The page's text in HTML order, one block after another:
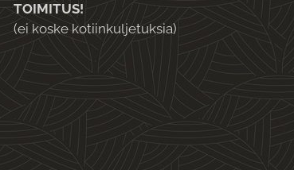
TOIMITUS!
(ei koske kotiinkuljetuksia)